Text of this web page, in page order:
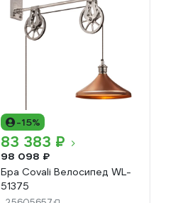
-15%
83 383 ₽
98 098 ₽
Бра Covali Велосипед WL-
51375